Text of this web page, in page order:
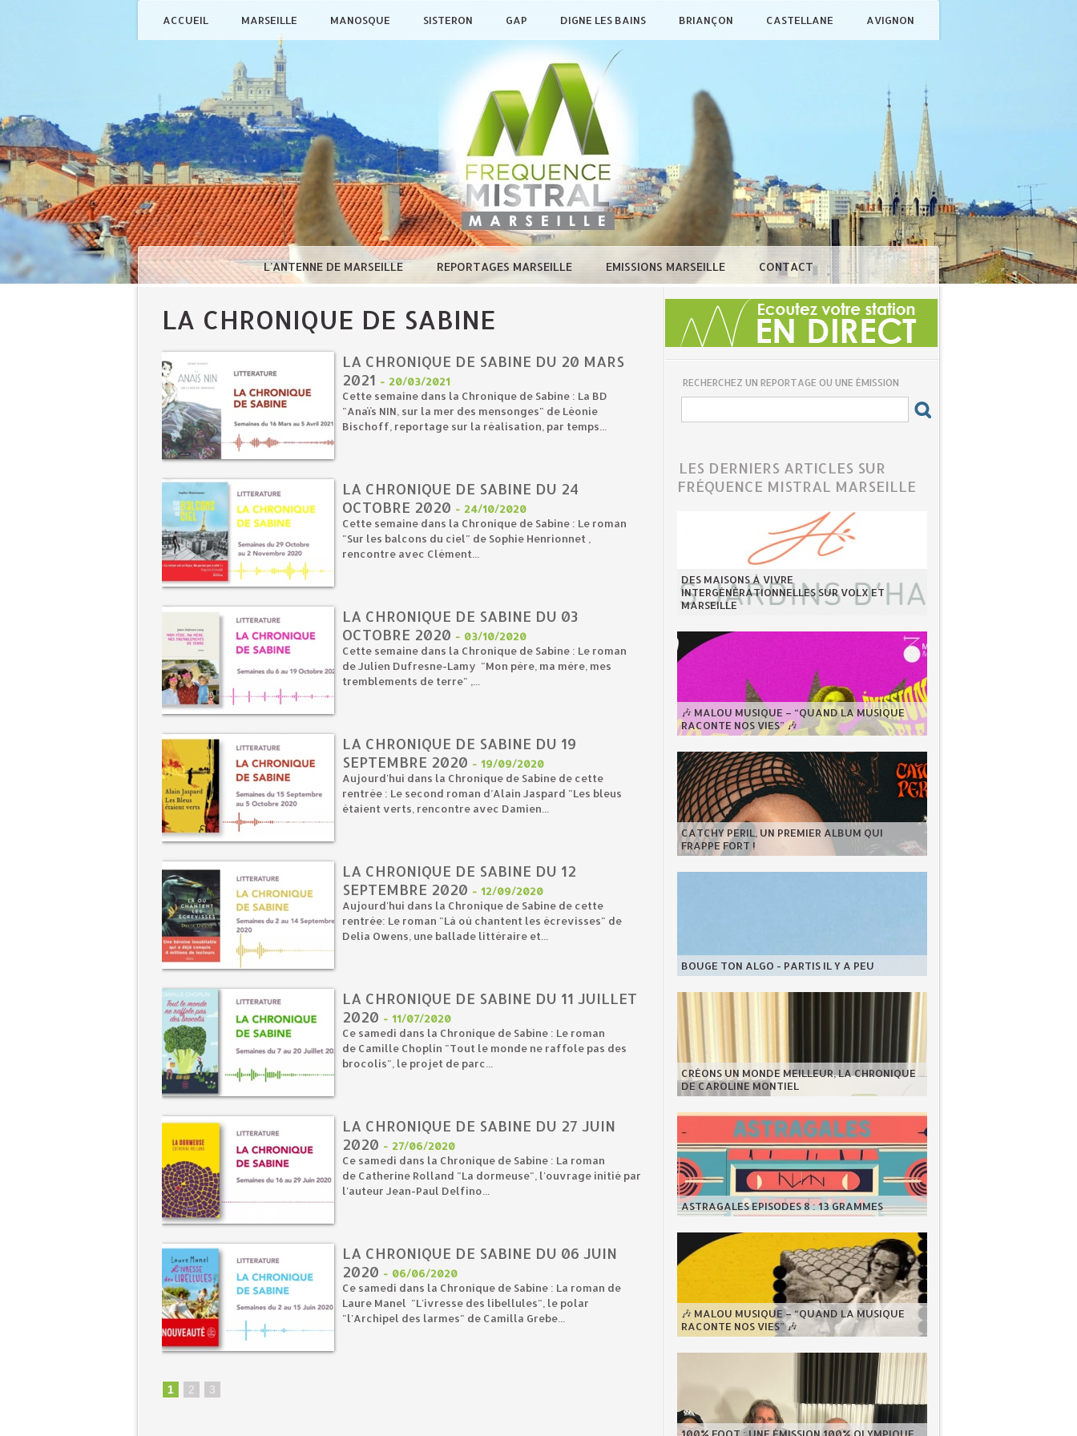
ACCUEIL MARSEILLE MANOSQUE SISTERON GAP DIGNE LES BAINS BRIANÇON CASTELLANE AVIGNON
L'ANTENNE DE MARSEILLE REPORTAGES MARSEILLE EMISSIONS MARSEILLE CONTACT
LA CHRONIQUE DE SABINE
LA CHRONIQUE DE SABINE DU 20 MARS
2021 - 20/03/2021
Cette semaine dans la Chronique de Sabine : La BD
"Anaïs NIN, sur la mer des mensonges" de Léonie
Bischoff, reportage sur la réalisation, par temps...
LA CHRONIQUE DE SABINE DU 24
OCTOBRE 2020 - 24/10/2020
Cette semaine dans la Chronique de Sabine : Le roman
"Sur les balcons du ciel" de Sophie Henrionnet ,
rencontre avec Clément...
LA CHRONIQUE DE SABINE DU 03
OCTOBRE 2020 - 03/10/2020
Cette semaine dans la Chronique de Sabine : Le roman
de Julien Dufresne-Lamy "Mon père, ma mère, mes
tremblements de terre" ,...
LA CHRONIQUE DE SABINE DU 19
SEPTEMBRE 2020 - 19/09/2020
Aujourd'hui dans la Chronique de Sabine de cette
rentrée : Le second roman d’Alain Jaspard "Les bleus
étaient verts, rencontre avec Damien...
LA CHRONIQUE DE SABINE DU 12
SEPTEMBRE 2020 - 12/09/2020
Aujourd'hui dans la Chronique de Sabine de cette
rentrée: Le roman "Là où chantent les écrevisses" de
Delia Owens, une ballade littéraire et...
LA CHRONIQUE DE SABINE DU 11 JUILLET
2020 - 11/07/2020
Ce samedi dans la Chronique de Sabine : Le roman
de Camille Choplin "Tout le monde ne raffole pas des
brocolis", le projet de parc...
LA CHRONIQUE DE SABINE DU 27 JUIN
2020 - 27/06/2020
Ce samedi dans la Chronique de Sabine : La roman
de Catherine Rolland "La dormeuse", l'ouvrage initié par
l'auteur Jean-Paul Delfino...
LA CHRONIQUE DE SABINE DU 06 JUIN
2020 - 06/06/2020
Ce samedi dans la Chronique de Sabine : La roman de
Laure Manel "L'ivresse des libellules", le polar
"l'Archipel des larmes" de Camilla Grebe...
1 2 3
RECHERCHEZ UN REPORTAGE OU UNE ÉMISSION
LES DERNIERS ARTICLES SUR
FRÉQUENCE MISTRAL MARSEILLE
DES MAISONS À VIVRE
INTERGÉNÉRATIONNELLES SUR VOLX ET
MARSEILLE
🎶 MALOU MUSIQUE – “QUAND LA MUSIQUE
RACONTE NOS VIES” 🎶
CATCHY PERIL, UN PREMIER ALBUM QUI
FRAPPE FORT !
BOUGE TON ALGO - PARTIS IL Y A PEU
CRÉONS UN MONDE MEILLEUR, LA CHRONIQUE
DE CAROLINE MONTIEL
ASTRAGALES EPISODES 8 : 13 GRAMMES
🎶 MALOU MUSIQUE – “QUAND LA MUSIQUE
RACONTE NOS VIES” 🎶